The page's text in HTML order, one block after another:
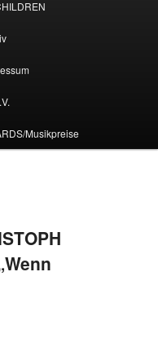
Musikpreise